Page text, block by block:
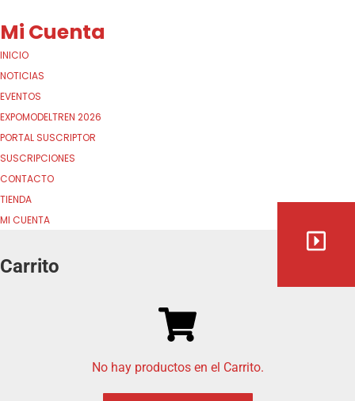
Mi Cuenta
INICIO
NOTICIAS
EVENTOS
EXPOMODELTREN 2026
PORTAL SUSCRIPTOR
SUSCRIPCIONES
CONTACTO
TIENDA
MI CUENTA
Carrito
No hay productos en el Carrito.